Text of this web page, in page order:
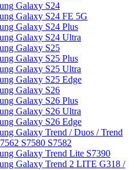
Galaxy S24
Galaxy S24 FE 5G
Galaxy S24 Plus
Galaxy S24 Ultra
Galaxy S25
Galaxy S25 Plus
Galaxy S25 Ultra
Galaxy S25 Edge
Galaxy S26
Galaxy S26 Plus
Galaxy S26 Ultra
Galaxy S26 Edge
Galaxy Trend / Duos / Trend
S7580 S7582
Galaxy Trend Lite S7390
Galaxy Trend 2 LITE G318 /